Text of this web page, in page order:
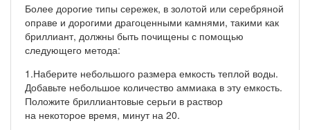
Более дорогие типы сережек, в золотой или серебряной
оправе и дорогими драгоценными камнями, такими как
бриллиант, должны быть почищены с помощью
следующего метода:
1.Наберите небольшого размера емкость теплой воды.
Добавьте небольшое количество аммиака в эту емкость.
Положите бриллиантовые серьги в раствор
на некоторое время, минут на 20.